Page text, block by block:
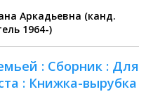
Аркадьевна (канд.
мед. наук писатель 1964-)
: Сборник : Для
: Книжка-вырубка